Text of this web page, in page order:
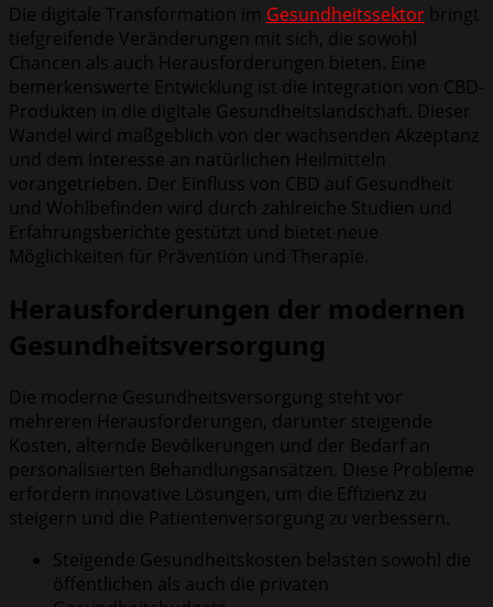
Die digitale Transformation im Gesundheitssektor bringt
tiefgreifende Veränderungen mit sich, die sowohl
Chancen als auch Herausforderungen bieten. Eine
bemerkenswerte Entwicklung ist die Integration von CBD-
Produkten in die digitale Gesundheitslandschaft. Dieser
Wandel wird maßgeblich von der wachsenden Akzeptanz
und dem Interesse an natürlichen Heilmitteln
vorangetrieben. Der Einfluss von CBD auf Gesundheit
und Wohlbefinden wird durch zahlreiche Studien und
Erfahrungsberichte gestützt und bietet neue
Möglichkeiten für Prävention und Therapie.
Herausforderungen der modernen
Gesundheitsversorgung
Die moderne Gesundheitsversorgung steht vor
mehreren Herausforderungen, darunter steigende
Kosten, alternde Bevölkerungen und der Bedarf an
personalisierten Behandlungsansätzen. Diese Probleme
erfordern innovative Lösungen, um die Effizienz zu
steigern und die Patientenversorgung zu verbessern.
Steigende Gesundheitskosten belasten sowohl die
öffentlichen als auch die privaten